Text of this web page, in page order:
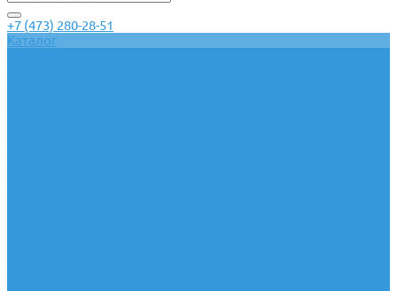
+7 (473) 280-28-51
Каталог